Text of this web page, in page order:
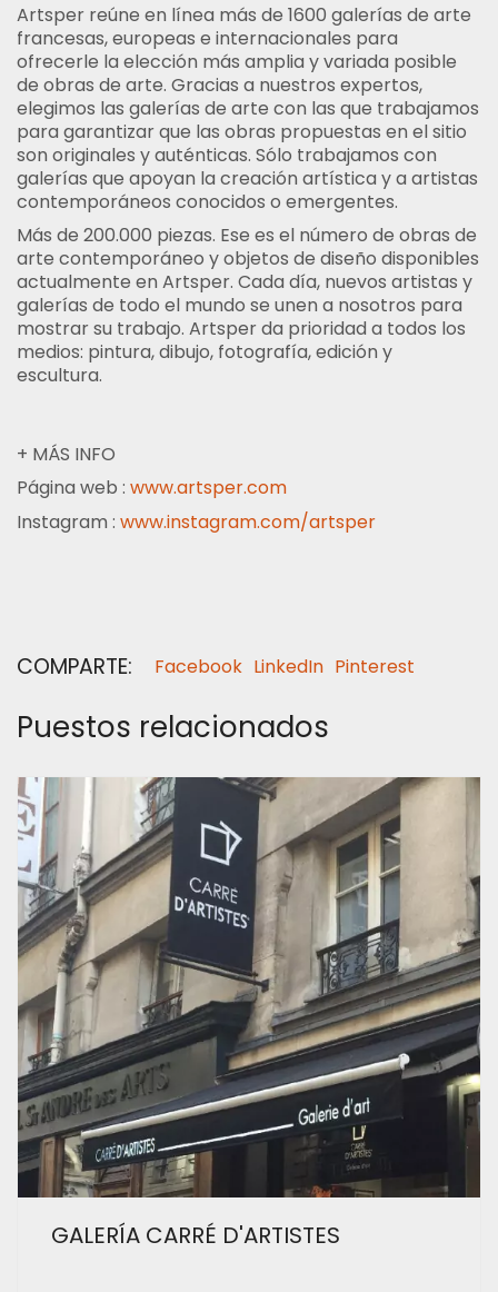
Artsper reúne en línea más de 1600 galerías de arte
francesas, europeas e internacionales para
ofrecerle la elección más amplia y variada posible
de obras de arte. Gracias a nuestros expertos,
elegimos las galerías de arte con las que trabajamos
para garantizar que las obras propuestas en el sitio
son originales y auténticas. Sólo trabajamos con
galerías que apoyan la creación artística y a artistas
contemporáneos conocidos o emergentes.
Más de 200.000 piezas. Ese es el número de obras de
arte contemporáneo y objetos de diseño disponibles
actualmente en Artsper. Cada día, nuevos artistas y
galerías de todo el mundo se unen a nosotros para
mostrar su trabajo. Artsper da prioridad a todos los
medios: pintura, dibujo, fotografía, edición y
escultura.
+ MÁS INFO
Página web : www.artsper.com
Instagram : www.instagram.com/artsper
COMPARTE: Facebook LinkedIn Pinterest
Puestos relacionados
GALERÍA CARRÉ D'ARTISTES